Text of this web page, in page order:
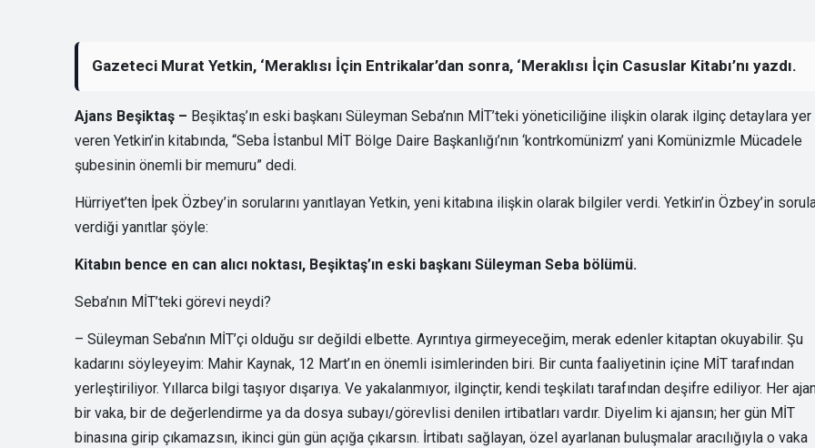
Gazeteci Murat Yetkin, ‘Meraklısı İçin Entrikalar’dan sonra, ‘Meraklısı İçin Casuslar Kitabı’nı yazdı.
Ajans Beşiktaş – Beşiktaş’ın eski başkanı Süleyman Seba’nın MİT’teki yöneticiliğine ilişkin olarak ilginç detaylara yer
veren Yetkin’in kitabında, “Seba İstanbul MİT Bölge Daire Başkanlığı’nın ‘kontrkomünizm’ yani Komünizmle Mücadele
şubesinin önemli bir memuru” dedi.
Hürriyet’ten İpek Özbey’in sorularını yanıtlayan Yetkin, yeni kitabına ilişkin olarak bilgiler verdi. Yetkin’in Özbey’in
verdiği yanıtlar şöyle:
Kitabın bence en can alıcı noktası, Beşiktaş’ın eski başkanı Süleyman Seba bölümü.
Seba’nın MİT’teki görevi neydi?
– Süleyman Seba’nın MİT’çi olduğu sır değildi elbette. Ayrıntıya girmeyeceğim, merak edenler kitaptan okuyabilir. Şu
kadarını söyleyeyim: Mahir Kaynak, 12 Mart’ın en önemli isimlerinden biri. Bir cunta faaliyetinin içine MİT tarafından
yerleştiriliyor. Yıllarca bilgi taşıyor dışarıya. Ve yakalanmıyor, ilginçtir, kendi teşkilatı tarafından deşifre ediliyor. Her
bir vaka, bir de değerlendirme ya da dosya subayı/görevlisi denilen irtibatları vardır. Diyelim ki ajansın; her gün MİT
binasına girip çıkamazsın, ikinci gün gün açığa çıkarsın. İrtibatı sağlayan, özel ayarlanan buluşmalar aracılığıyla o vaka